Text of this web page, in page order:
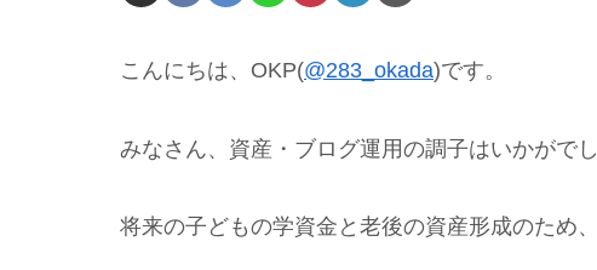
こんにちは、OKP(@283_okada)です。
みなさん、資産・ブログ運用の調子はいかがで
将来の子どもの学資金と老後の資産形成のため